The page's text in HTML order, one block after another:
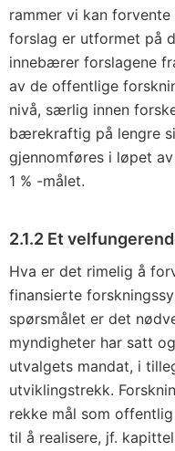
rammer vi kan
forslag er utformet på
innebærer forslagene
av de offentlige
nivå, særlig innen
bærekraftig på lengre
gjennomføres i løpet
1 % -målet.
2.1.2 Et
Hva er det rimelig å
finansierte
spørsmålet er det
myndigheter har satt
utvalgets mandat, i
utviklingstrekk.
rekke mål som
til å realisere, jf. kapittel